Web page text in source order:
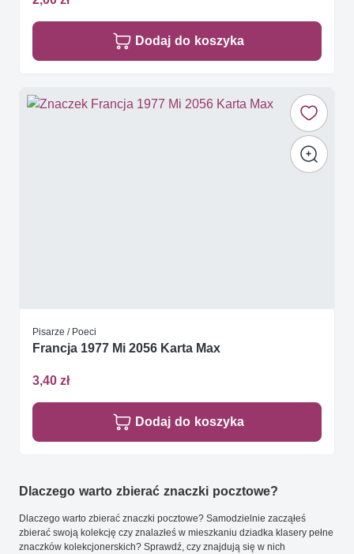
Dodaj do koszyka
Pisarze / Poeci
Francja 1977 Mi 2056 Karta Max
3,40 zł
Dodaj do koszyka
Dlaczego warto zbierać znaczki pocztowe?
Dlaczego warto zbierać znaczki pocztowe? Samodzielnie zacząłeś
zbierać swoją kolekcję czy znalazłeś w mieszkaniu dziadka klasery pełne
znaczków kolekcjonerskich? Sprawdź, czy znajdują się w nich